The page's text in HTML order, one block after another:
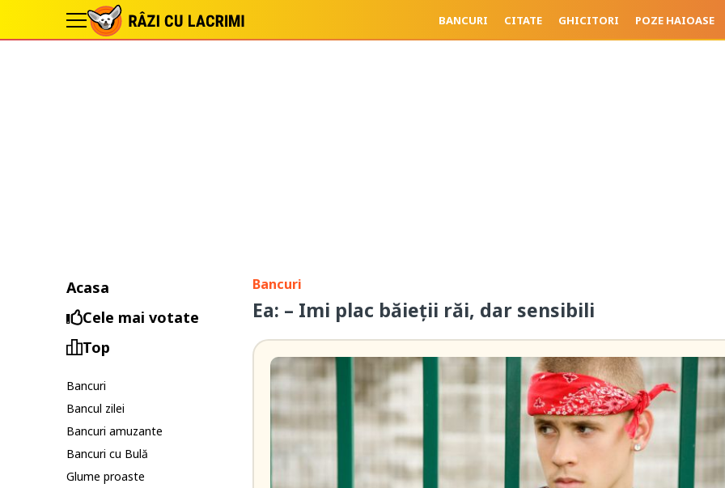
BANCURI CITATE GHICITORI POZE HAIOASE
Acasa
Cele mai votate
Top
Bancuri
Bancul zilei
Bancuri amuzante
Bancuri cu Bulă
Glume proaste
Bancuri
Ea: – Imi plac băieții răi, dar sensibili